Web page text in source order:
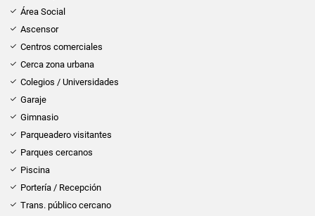
Área Social
Ascensor
Centros comerciales
Cerca zona urbana
Colegios / Universidades
Garaje
Gimnasio
Parqueadero visitantes
Parques cercanos
Piscina
Portería / Recepción
Trans. público cercano